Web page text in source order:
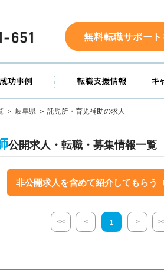
0120-941-651 無料転職サポー
転職成功事例 転
岐阜県 託児所・育児補助の求人
公開求人・転職・募集情報一覧
非公開求人を含めて紹介してもらう
<< < 1 >